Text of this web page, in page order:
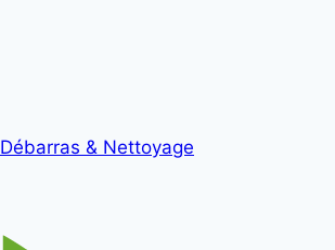
Débarras & Nettoyage